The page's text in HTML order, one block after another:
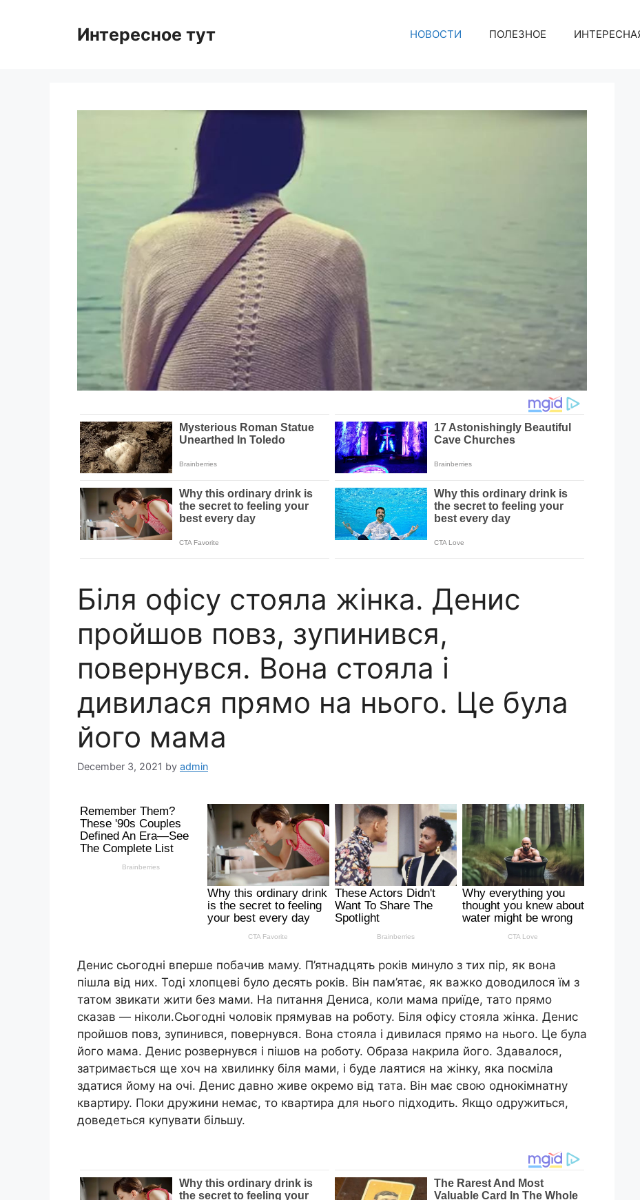
Интересное тут НОВОСТИ ПОЛЕЗНОЕ
Біля офісу стояла жінка. Денис
пройшов повз, зупинився,
повернувся. Вона стояла і
дивилася прямо на нього. Це була
його мама
December 3, 2021 by admin
Денис сьогодні вперше побачив маму. П’ятнадцять років минуло з тих пір, як вона
пішла від них. Тоді хлопцеві було десять років. Він пам’ятає, як важко доводилося їм з
татом звикати жити без мами. На питання Дениса, коли мама приїде, тато прямо
сказав — ніколи.Сьогодні чоловік прямував на роботу. Біля офісу стояла жінка. Денис
пройшов повз, зупинився, повернувся. Вона стояла і дивилася прямо на нього. Це була
його мама. Денис розвернувся і пішов на роботу. Образа накрила його. Здавалося,
затримається ще хоч на хвилинку біля мами, і буде лаятися на жінку, яка посміла
здатися йому на очі. Денис давно живе окремо від тата. Він має свою однокімнатну
квартиру. Поки дружини немає, то квартира для нього підходить. Якщо одружиться,
доведеться купувати більшу.